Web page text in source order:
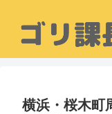
横浜・桜木町